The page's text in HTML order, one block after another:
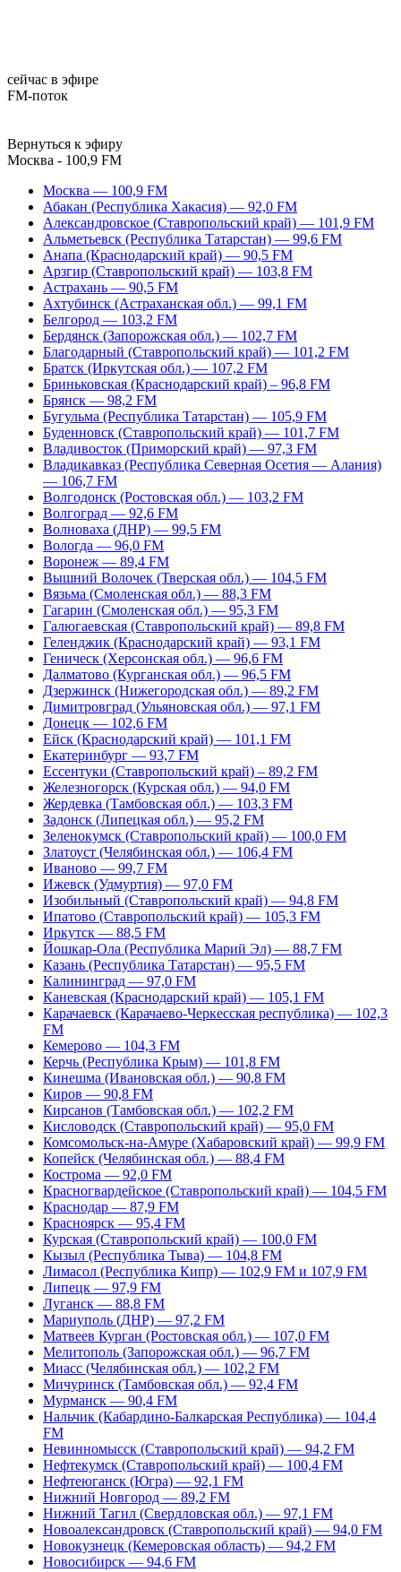
сейчас в эфире
FM-поток
Вернуться к эфиру
Москва - 100,9 FM
Москва — 100,9 FM
Абакан (Республика Хакасия) — 92,0 FM
Александровское (Ставропольский край) — 101,9 FM
Альметьевск (Республика Татарстан) — 99,6 FM
Анапа (Краснодарский край) — 90,5 FM
Арзгир (Ставропольский край) — 103,8 FM
Астрахань — 90,5 FM
Ахтубинск (Астраханская обл.) — 99,1 FM
Белгород — 103,2 FM
Бердянск (Запорожская обл.) — 102,7 FM
Благодарный (Ставропольский край) — 101,2 FM
Братск (Иркутская обл.) — 107,2 FM
Бриньковская (Краснодарский край) – 96,8 FM
Брянск — 98,2 FM
Бугульма (Республика Татарстан) — 105,9 FM
Буденновск (Ставропольский край) — 101,7 FM
Владивосток (Приморский край) — 97,3 FM
Владикавказ (Республика Северная Осетия — Алания)
— 106,7 FM
Волгодонск (Ростовская обл.) — 103,2 FM
Волгоград — 92,6 FM
Волноваха (ДНР) — 99,5 FM
Вологда — 96,0 FM
Воронеж — 89,4 FM
Вышний Волочек (Тверская обл.) — 104,5 FM
Вязьма (Смоленская обл.) — 88,3 FM
Гагарин (Смоленская обл.) — 95,3 FM
Галюгаевская (Ставропольский край) — 89,8 FM
Геленджик (Краснодарский край) — 93,1 FM
Геническ (Херсонская обл.) — 96,6 FM
Далматово (Курганская обл.) — 96,5 FM
Дзержинск (Нижегородская обл.) — 89,2 FM
Димитровград (Ульяновская обл.) — 97,1 FM
Донецк — 102,6 FM
Ейск (Краснодарский край) — 101,1 FM
Екатеринбург — 93,7 FM
Ессентуки (Ставропольский край) – 89,2 FM
Железногорск (Курская обл.) — 94,0 FM
Жердевка (Тамбовская обл.) — 103,3 FM
Задонск (Липецкая обл.) — 95,2 FM
Зеленокумск (Ставропольский край) — 100,0 FM
Златоуст (Челябинская обл.) — 106,4 FM
Иваново — 99,7 FM
Ижевск (Удмуртия) — 97,0 FM
Изобильный (Ставропольский край) — 94,8 FM
Ипатово (Ставропольский край) — 105,3 FM
Иркутск — 88,5 FM
Йошкар-Ола (Республика Марий Эл) — 88,7 FM
Казань (Республика Татарстан) — 95,5 FM
Калининград — 97,0 FM
Каневская (Краснодарский край) — 105,1 FM
Карачаевск (Карачаево-Черкесская республика) — 102,3
FM
Кемерово — 104,3 FM
Керчь (Республика Крым) — 101,8 FM
Кинешма (Ивановская обл.) — 90,8 FM
Киров — 90,8 FM
Кирсанов (Тамбовская обл.) — 102,2 FM
Кисловодск (Ставропольский край) — 95,0 FM
Комсомольск-на-Амуре (Хабаровский край) — 99,9 FM
Копейск (Челябинская обл.) — 88,4 FM
Кострома — 92,0 FM
Красногвардейское (Ставропольский край) — 104,5 FM
Краснодар — 87,9 FM
Красноярск — 95,4 FM
Курская (Ставропольский край) — 100,0 FM
Кызыл (Республика Тыва) — 104,8 FM
Лимасол (Республика Кипр) — 102,9 FM и 107,9 FM
Липецк — 97,9 FM
Луганск — 88,8 FM
Мариуполь (ДНР) — 97,2 FM
Матвеев Курган (Ростовская обл.) — 107,0 FM
Мелитополь (Запорожская обл.) — 96,7 FM
Миасс (Челябинская обл.) — 102,2 FM
Мичуринск (Тамбовская обл.) — 92,4 FM
Мурманск — 90,4 FM
Нальчик (Кабардино-Балкарская Республика) — 104,4
FM
Невинномысск (Ставропольский край) — 94,2 FM
Нефтекумск (Ставропольский край) — 100,4 FM
Нефтеюганск (Югра) — 92,1 FM
Нижний Новгород — 89,2 FM
Нижний Тагил (Свердловская обл.) — 97,1 FM
Новоалександровск (Ставропольский край) — 94,0 FM
Новокузнецк (Кемеровская область) — 94,2 FM
Новосибирск — 94,6 FM